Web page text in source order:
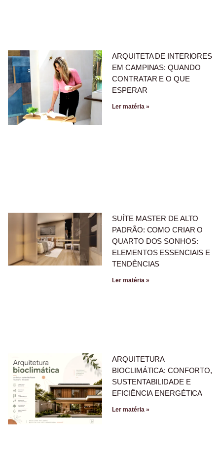
ARQUITETA DE INTERIORES
EM CAMPINAS: QUANDO
CONTRATAR E O QUE
ESPERAR
Ler matéria »
SUÍTE MASTER DE ALTO
PADRÃO: COMO CRIAR O
QUARTO DOS SONHOS:
ELEMENTOS ESSENCIAIS E
TENDÊNCIAS
Ler matéria »
ARQUITETURA
BIOCLIMÁTICA: CONFORTO,
SUSTENTABILIDADE E
EFICIÊNCIA ENERGÉTICA
Ler matéria »